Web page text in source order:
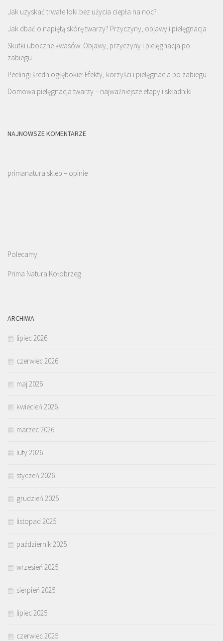
Jak uzyskać trwałe loki bez użycia ciepła na noc?
Jak dbać o napiętą skórę twarzy? Przyczyny, objawy i pielęgnacja
Skutki uboczne kwasów: Objawy, przyczyny i pielęgnacja po
zabiegu
Peelingi średniogłębokie: Efekty, korzyści i pielęgnacja po zabiegu
Domowa pielęgnacja twarzy – najważniejsze etapy i składniki
NAJNOWSZE KOMENTARZE
primanatura sklep – opinie
Polecamy:
Prima Natura Kołobrzeg
ARCHIWA
lipiec 2026
czerwiec 2026
maj 2026
kwiecień 2026
marzec 2026
luty 2026
styczeń 2026
grudzień 2025
listopad 2025
październik 2025
wrzesień 2025
sierpień 2025
lipiec 2025
czerwiec 2025